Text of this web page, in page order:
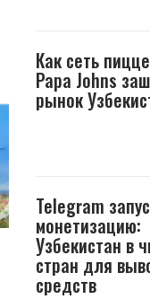
Как сеть
Papa Johns
рынок
Telegram
монетизацию:
Узбекистан в
стран для
средств